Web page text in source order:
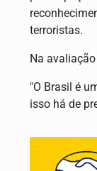
terroristas.
Na
"O Brasil é
isso há de